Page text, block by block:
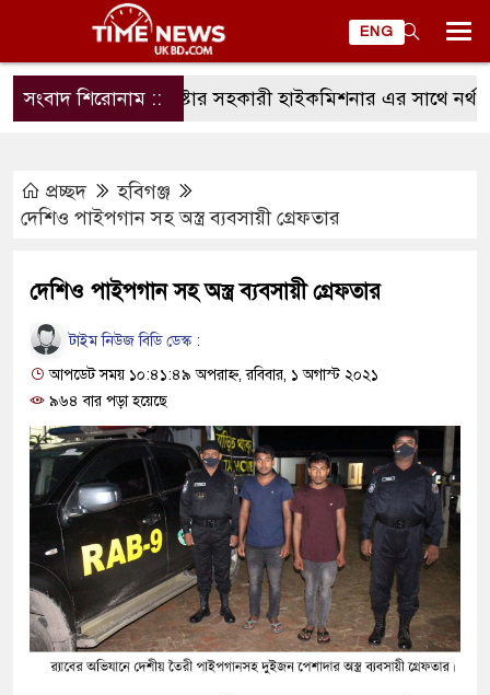
ENG
সংবাদ শিরোনাম ::
ম্যানচেষ্টার সহকারী হাইকমিশনার এর সাথে নর্থ
প্রচ্ছদ
হবিগঞ্জ
দেশিও পাইপগান সহ অস্ত্র ব্যবসায়ী গ্রেফতার
দেশিও পাইপগান সহ অস্ত্র ব্যবসায়ী গ্রেফতার
টাইম নিউজ বিডি ডেস্ক :
আপডেট সময় ১০:৪১:৪৯ অপরাহ্ন, রবিবার, ১ অগাস্ট ২০২১
৯৬৪ বার পড়া হয়েছে